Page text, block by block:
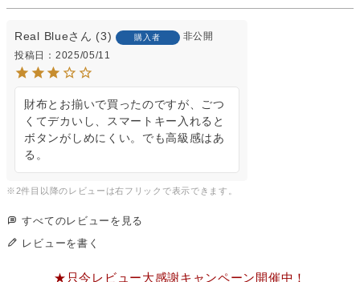
Real Blue 3 購入者
非公開
投稿日
2025/05/11
財布とお揃いで買ったのですが、ごつ
くてデカいし、スマートキー入れると
ボタンがしめにくい。でも高級感はあ
る。
すべてのレビューを見る
レビューを書く
★只今レビュー大感謝キャンペーン開催中！